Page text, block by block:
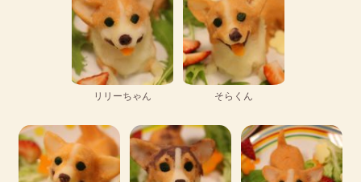
リリーちゃん そらくん